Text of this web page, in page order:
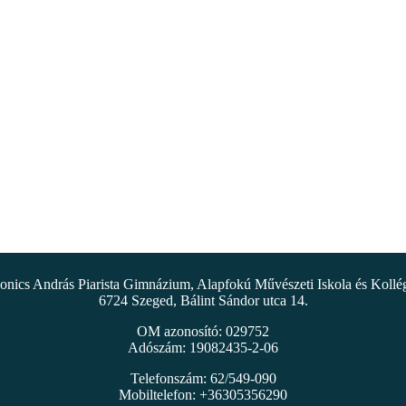
András Piarista Gimnázium, Alapfokú Művészeti Iskola és
6724 Szeged, Bálint Sándor utca 14.
OM azonosító: 029752
Adószám: 19082435-2-06
Telefonszám: 62/549-090
Mobiltelefon: +36305356290